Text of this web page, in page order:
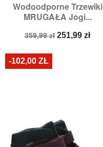
Wodoodporne Trzewiki
MRUGAŁA Jogi...
Cena
359,99 zł Cena
251,99 zł
-102,00 ZŁ